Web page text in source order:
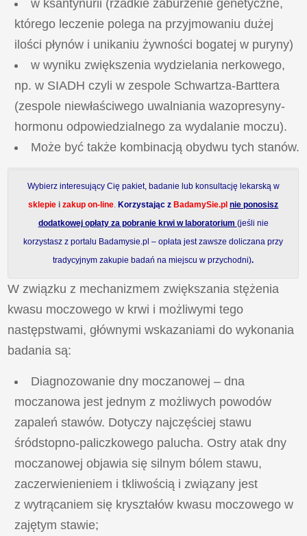
w ksantynurii (rzadkie zaburzenie genetyczne,
którego leczenie polega na przyjmowaniu dużej
ilości płynów i unikaniu żywności bogatej w puryny)
w wyniku zwiększenia wydzielania nerkowego,
np. w SIADH czyli w zespole Schwartza-Barttera
(zespole niewłaściwego uwalniania wazopresyny-
hormonu odpowiedzialnego za wydalanie moczu).
Może być także kombinacją obydwu tych stanów.
Wybierz interesujący Cię pakiet, badanie lub konsultację lekarską w
sklepie izakup on-line. Korzystając z BadamySie.pl nie ponosisz
dodatkowej opłaty za pobranie krwi w laboratorium (jeśli nie
korzystasz z portalu Badamysie.pl – opłata jest zawsze doliczana przy
tradycyjnym zakupie badań na miejscu w przychodni).
W związku z mechanizmem zwiększania stężenia
kwasu moczowego w krwi i możliwymi tego
następstwami, głównymi wskazaniami do wykonania
badania są:
Diagnozowanie dny moczanowej – dna
moczanowa jest jednym z możliwych powodów
zapaleń stawów. Dotyczy najczęściej stawu
śródstopno-paliczkowego palucha. Ostry atak dny
moczanowej objawia się silnym bólem stawu,
zaczerwienieniem i tkliwością i związany jest
z wytrącaniem się kryształów kwasu moczowego w
zajętym stawie;